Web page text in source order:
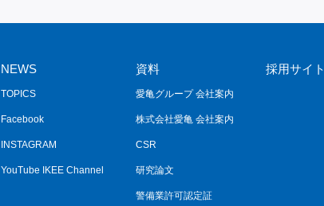
NEWS
TOPICS
Facebook
INSTAGRAM
YouTube IKEE Channel
資料
愛亀グループ 会社案内
株式会社愛亀 会社案内
CSR
研究論文
警備業許可認定証
採用サイト